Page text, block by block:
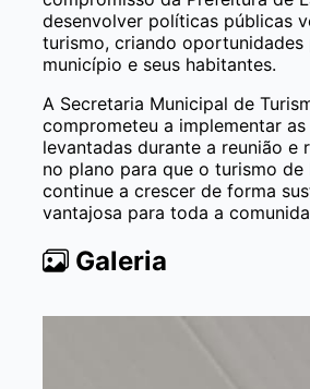
desenvolver políticas públicas
turismo, criando oportunidades
município e seus habitantes.
A Secretaria Municipal de
comprometeu a implementar
levantadas durante a reunião e
no plano para que o turismo de
continue a crescer de forma
vantajosa para toda a
Galeria